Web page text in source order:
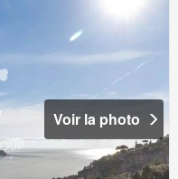
Voir la photo